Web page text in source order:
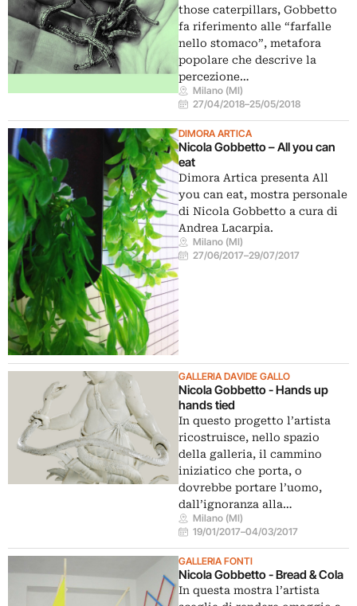
those caterpillars, Gobbetto
fa riferimento alle “farfalle
nello stomaco”, metafora
popolare che descrive la
percezione…
Milano (MI)
27/04/2018–25/05/2018
DIMORA ARTICA
Nicola Gobbetto – All you can
eat
Dimora Artica presenta All
you can eat, mostra personale
di Nicola Gobbetto a cura di
Andrea Lacarpia.
Milano (MI)
27/06/2017–29/07/2017
GALLERIA DAVIDE GALLO
Nicola Gobbetto - Hands up
hands tied
In questo progetto l’artista
ricostruisce, nello spazio
della galleria, il cammino
iniziatico che porta, o
dovrebbe portare l’uomo,
dall’ignoranza alla…
Milano (MI)
19/01/2017–04/03/2017
GALLERIA FONTI
Nicola Gobbetto - Bread & Cola
In questa mostra l’artista